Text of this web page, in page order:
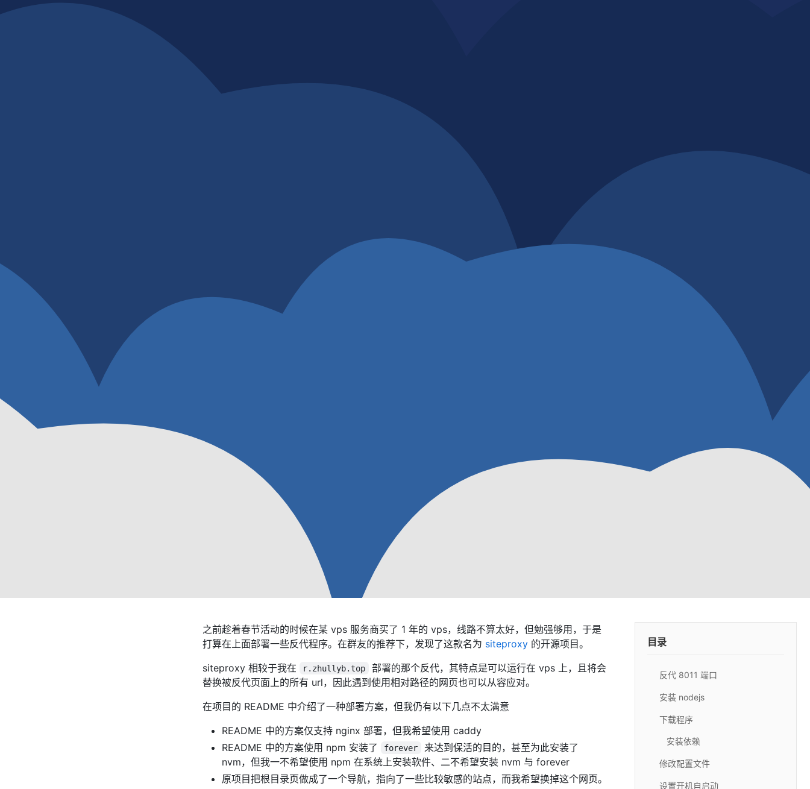
之前趁着春节活动的时候在某 vps 服务商买了 1 年的 vps，线路不算太好，但勉强够用，于是
打算在上面部署一些反代程序。在群友的推荐下，发现了这款名为 siteproxy的开源项目。
siteproxy 相较于我在
r.zhullyb.top
部署的那个反代，其特点是可以运行在 vps 上，且将会
替换被反代页面上的所有 url，因此遇到使用相对路径的网页也可以从容应对。
在项目的 README 中介绍了一种部署方案，但我仍有以下几点不太满意
README 中的方案仅支持 nginx 部署，但我希望使用 caddy
README 中的方案使用 npm 安装了
forever
来达到保活的目的，甚至为此安装了
nvm，但我一不希望使用 npm 在系统上安装软件、二不希望安装 nvm 与 forever
原项目把根目录页做成了一个导航，指向了一些比较敏感的站点，而我希望换掉这个网页。
目录
反代 8011 端口
安装 nodejs
下载程序
安装依赖
修改配置文件
设置开机自启动